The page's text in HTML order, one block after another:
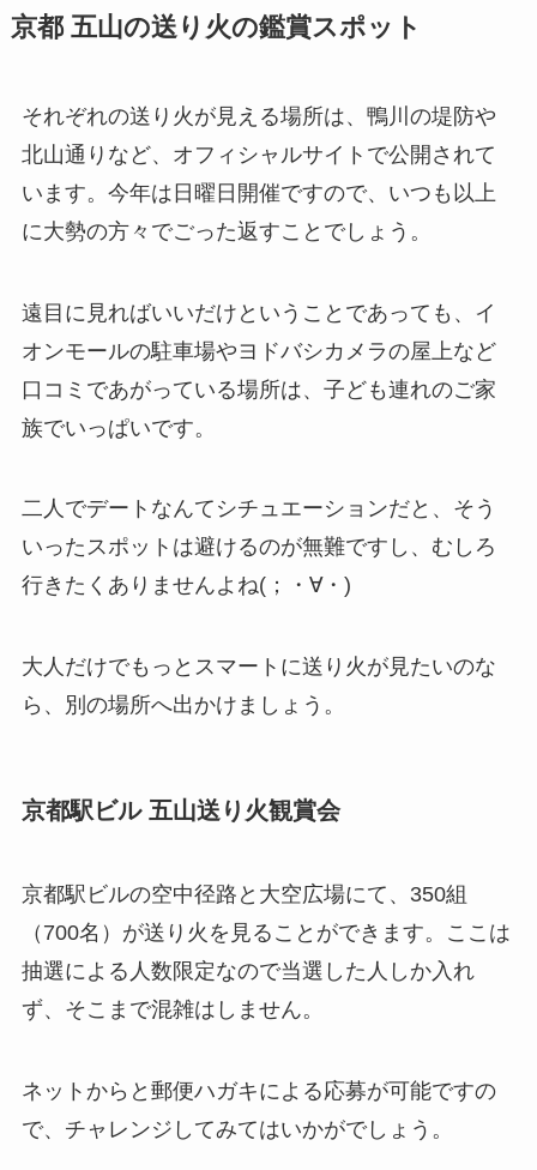
京都 五山の送り火の鑑賞スポット
それぞれの送り火が見える場所は、鴨川の堤防や
北山通りなど、オフィシャルサイトで公開されて
います。今年は日曜日開催ですので、いつも以上
に大勢の方々でごった返すことでしょう。
遠目に見ればいいだけということであっても、イ
オンモールの駐車場やヨドバシカメラの屋上など
口コミであがっている場所は、子ども連れのご家
族でいっぱいです。
二人でデートなんてシチュエーションだと、そう
いったスポットは避けるのが無難ですし、むしろ
行きたくありませんよね(；・∀・)
大人だけでもっとスマートに送り火が見たいのな
ら、別の場所へ出かけましょう。
京都駅ビル 五山送り火観賞会
京都駅ビルの空中径路と大空広場にて、350組
（700名）が送り火を見ることができます。ここは
抽選による人数限定なので当選した人しか入れ
ず、そこまで混雑はしません。
ネットからと郵便ハガキによる応募が可能ですの
で、チャレンジしてみてはいかがでしょう。